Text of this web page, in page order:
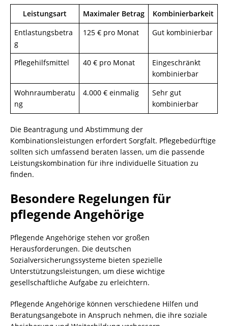
Leistungsart Maximaler Betrag
Kombinierbarkeit
Entlastungsbetra
g
125 € pro Monat Gut kombinierbar
Pflegehilfsmittel 40 € pro Monat
Eingeschränkt
kombinierbar
Wohnraumberatu
ng
4.000 € einmalig
Sehr gut
kombinierbar
Die Beantragung und Abstimmung der
Kombinationsleistungen erfordert Sorgfalt. Pflegebedürftige
sollten sich umfassend beraten lassen, um die passende
Leistungskombination für ihre individuelle Situation zu
finden.
Besondere Regelungen für
pflegende Angehörige
Pflegende Angehörige stehen vor großen
Herausforderungen. Die deutschen
Sozialversicherungssysteme bieten spezielle
Unterstützungsleistungen, um diese wichtige
gesellschaftliche Aufgabe zu erleichtern.
Pflegende Angehörige können verschiedene Hilfen und
Beratungsangebote in Anspruch nehmen, die ihre soziale